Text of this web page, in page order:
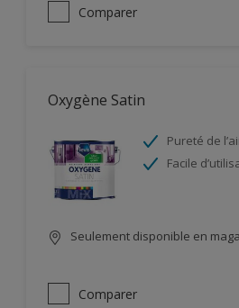
Comparer
Oxygène Satin
Pureté de
Facile
Seulement disponible en
Comparer